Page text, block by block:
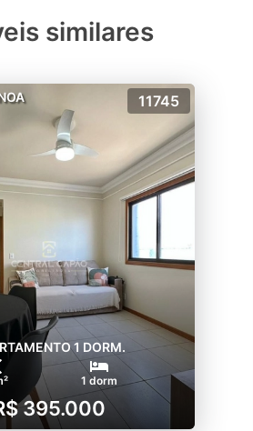
similares
11745
1 DORM.
1 dorm
395.000